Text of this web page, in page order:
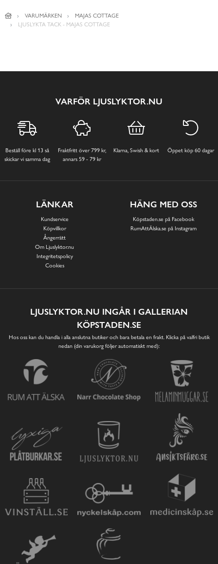
VARUMÄRKEN
MAJAS COTTAGE
LJUSLYKTA TACK - MAJAS COTTAGE
VARFÖR LJUSLYKTOR.NU
Beställ före kl 13 så
skickar vi samma dag
Fraktfritt över 799 kr,
annars 59 - 79 kr
Klarna, Swish & kort Öppet köp 60 dagar
LÄNKAR
Kundservice
Köpvillkor
Ångerrätt
Om Ljuslyktor.nu
Integritetspolicy
Cookies
HÄNG MED OSS
Köpstaden.se på Facebook
RumAttÄlska.se på Instagram
LJUSLYKTOR.NU INGÅR I GALLERIAN
KÖPSTADEN.SE
Hos oss kan du handla i alla anslutna butiker och bara betala en frakt. Klicka på valfri butik
nedan (din varukorg följer automatiskt med):